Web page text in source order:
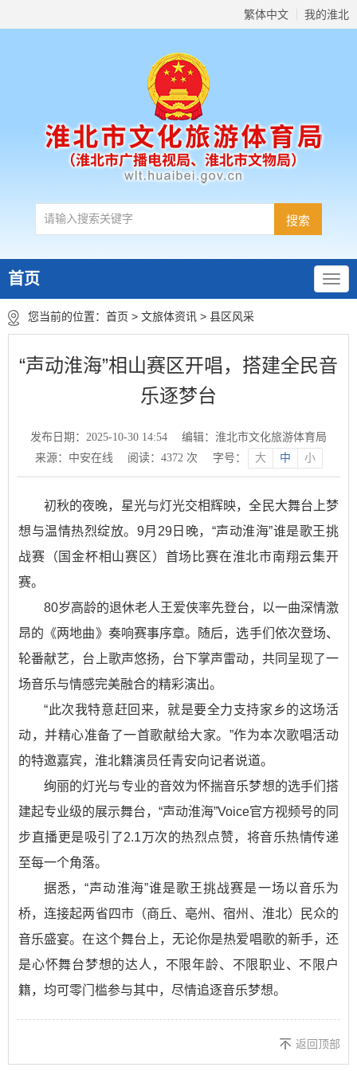
繁体中文 我的淮北
首页
您当前的位置： 首页 > 文旅体资讯 > 县区风采
“声动淮海”相山赛区开唱，搭建全民音
乐逐梦台
发布日期：2025-10-30 14:54
编辑：淮北市文化旅游体育局
来源：中安在线
阅读： 4372次 字号： 大 中 小
初秋的夜晚，星光与灯光交相辉映，全民大舞台上梦
想与温情热烈绽放。9月29日晚，“声动淮海”谁是歌王挑
战赛（国金杯相山赛区）首场比赛在淮北市南翔云集开
赛。
80岁高龄的退休老人王爱侠率先登台，以一曲深情激
昂的《两地曲》奏响赛事序章。随后，选手们依次登场、
轮番献艺，台上歌声悠扬，台下掌声雷动，共同呈现了一
场音乐与情感完美融合的精彩演出。
“此次我特意赶回来，就是要全力支持家乡的这场活
动，并精心准备了一首歌献给大家。”作为本次歌唱活动
的特邀嘉宾，淮北籍演员任青安向记者说道。
绚丽的灯光与专业的音效为怀揣音乐梦想的选手们搭
建起专业级的展示舞台，“声动淮海”Voice官方视频号的同
步直播更是吸引了2.1万次的热烈点赞，将音乐热情传递
至每一个角落。
据悉，“声动淮海”谁是歌王挑战赛是一场以音乐为
桥，连接起两省四市（商丘、亳州、宿州、淮北）民众的
音乐盛宴。在这个舞台上，无论你是热爱唱歌的新手，还
是心怀舞台梦想的达人，不限年龄、不限职业、不限户
籍，均可零门槛参与其中，尽情追逐音乐梦想。
返回顶部